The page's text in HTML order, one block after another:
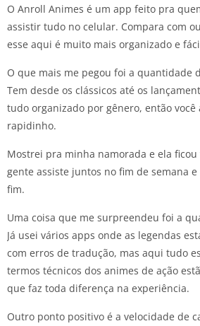
O Anroll Animes é um app feito pra
assistir tudo no celular. Compara com
esse aqui é muito mais organizado e
O que mais me pegou foi a quantidade
Tem desde os clássicos até os
tudo organizado por gênero, então
rapidinho.
Mostrei pra minha namorada e ela
gente assiste juntos no fim de semana
fim.
Uma coisa que me surpreendeu foi a
Já usei vários apps onde as legendas
com erros de tradução, mas aqui tudo
termos técnicos dos animes de ação
que faz toda diferença na experiência.
Outro ponto positivo é a velocidade de